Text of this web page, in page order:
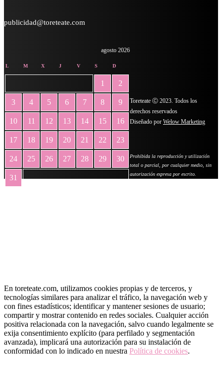
publicidad@toreteate.com
agosto 2026
L M X J V S D
1 2
3 4 5 6 7 8 9
10 11 12 13 14 15 16
17 18 19 20 21 22 23
24 25 26 27 28 29 30
31
Toreteate Ⓒ 2023. Todos los
derechos reservados
Diseñado por Welow Marketing
Prohibida la reproducción y utilización
total o parcial, por cualquier medio, sin
autorización expresa por escrito.
En toreteate.com, utilizamos cookies propias y de terceros, y
tecnologías similares para analizar el tráfico, la navegación web y
con fines estadísticos; identificar y mantener sesiones de usuario;
compartir y mostrar contenido en redes sociales. Cualquier acción
positiva relacionada con la navegación, salvo cuando legalmente se
exija consentimiento explícito (para perfilado y segmentación
avanzada), implicará una autorización para su instalación de
conformidad con lo indicado en nuestra Política de cookies.